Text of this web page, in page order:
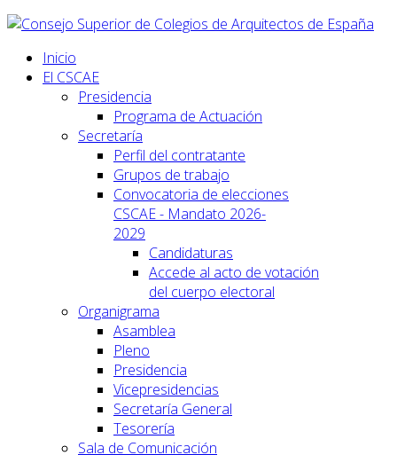
Inicio
El CSCAE
Presidencia
Programa de Actuación
Secretaría
Perfil del contratante
Grupos de trabajo
Convocatoria de elecciones
CSCAE - Mandato 2026-
2029
Candidaturas
Accede al acto de votación
del cuerpo electoral
Organigrama
Asamblea
Pleno
Presidencia
Vicepresidencias
Secretaría General
Tesorería
Sala de Comunicación